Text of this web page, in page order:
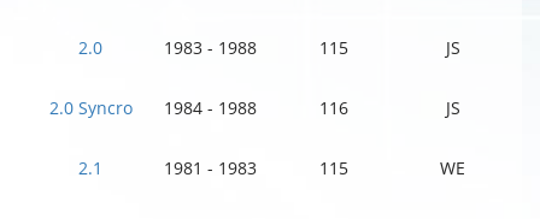
2.0 1983 - 1988 115 JS
2.0 Syncro 1984 - 1988 116 JS
2.1 1981 - 1983 115 WE